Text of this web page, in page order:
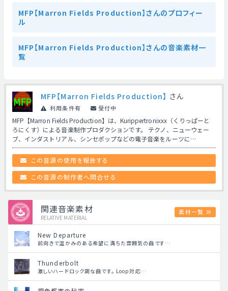
MFP【Marron Fields Production】さんのプロフィー
ル
MFP【Marron Fields Production】さんの音楽素材一
覧
MFP【Marron Fields Production】 さん
利用条件有 受付中
MFP【Marron Fields Production】は、Kurippertronixxx（くりっぱーと
ろにくす）による音楽制作プロダクションです。 テクノ、ニューウェー
ブ、インダストリアル、シンセポップなどの電子音楽をルーツに…
この音源の使用を報告する
この音源の制作者へ問合せる
関連音楽素材
RELATIVE MATERIAL
素材一覧
New Departure
前向きで温かみのある希望に満ちた雰囲気の曲です…
Thunderbolt
激しいハードロック調な曲です。 Loop対応…